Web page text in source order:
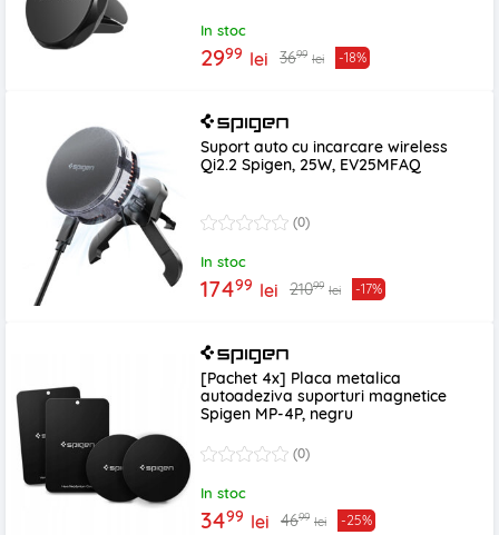
In stoc
2999 lei 3699 lei -18%
Suport auto cu incarcare wireless
Qi2.2 Spigen, 25W, EV25MFAQ
(0)
In stoc
17499 lei 21099 lei -17%
[Pachet 4x] Placa metalica
autoadeziva suporturi magnetice
Spigen MP-4P, negru
(0)
In stoc
3499 lei 4699 lei -25%